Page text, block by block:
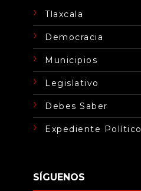
Tlaxcala
Democracia
Municipios
Legislativo
Debes Saber
Expediente Político
SÍGUENOS